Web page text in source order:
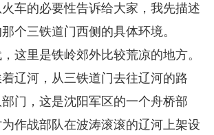
车的必要性告诉给大家，我先描述
个三铁道门西侧的具体环境。
这里是铁岭郊外比较荒凉的地方。
辽河，从三铁道门去往辽河的路
部门，这是沈阳军区的一个舟桥部
作战部队在波涛滚滚的辽河上架设